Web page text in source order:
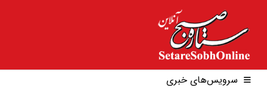
سرویس‌های خبری